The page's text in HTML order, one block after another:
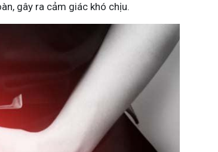
gây ra cảm giác khó chịu.